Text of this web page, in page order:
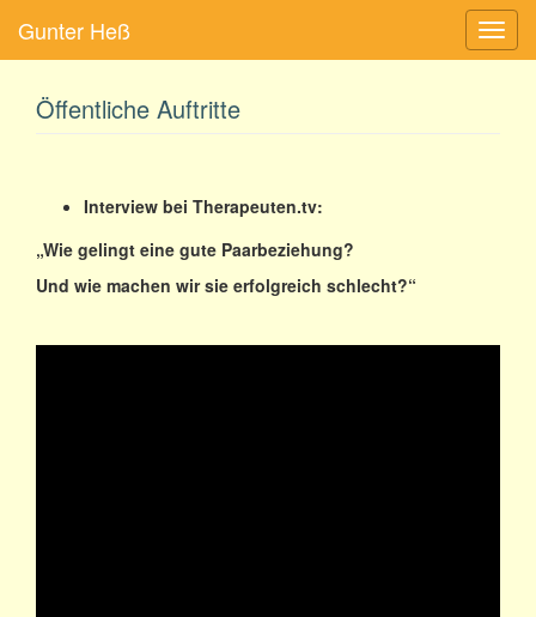
ein-/
Gunter Heß
Öffentliche Auftritte
Interview bei Therapeuten.tv:
„Wie gelingt eine gute Paarbeziehung?
Und wie machen wir sie erfolgreich schlecht?“